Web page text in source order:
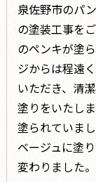
泉佐野市のパ
の塗装工事を
のペンキが塗
ジからは程遠
いただき、清
塗りをいたし
塗られていま
ベージュに塗
変わりました。